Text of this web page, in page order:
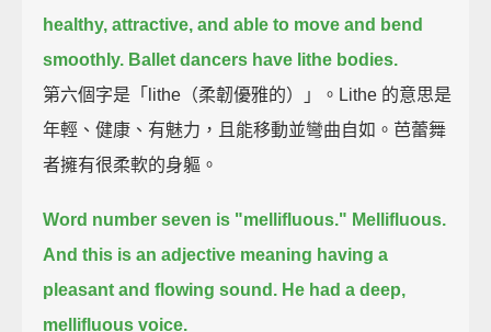
healthy, attractive, and able to move and bend
smoothly. Ballet dancers have lithe bodies.
第六個字是「lithe（柔韌優雅的）」。Lithe 的意思是
年輕、健康、有魅力，且能移動並彎曲自如。芭蕾舞
者擁有很柔軟的身軀。
Word number seven is "mellifluous." Mellifluous.
And this is an adjective meaning having a
pleasant and flowing sound. He had a deep,
mellifluous voice.